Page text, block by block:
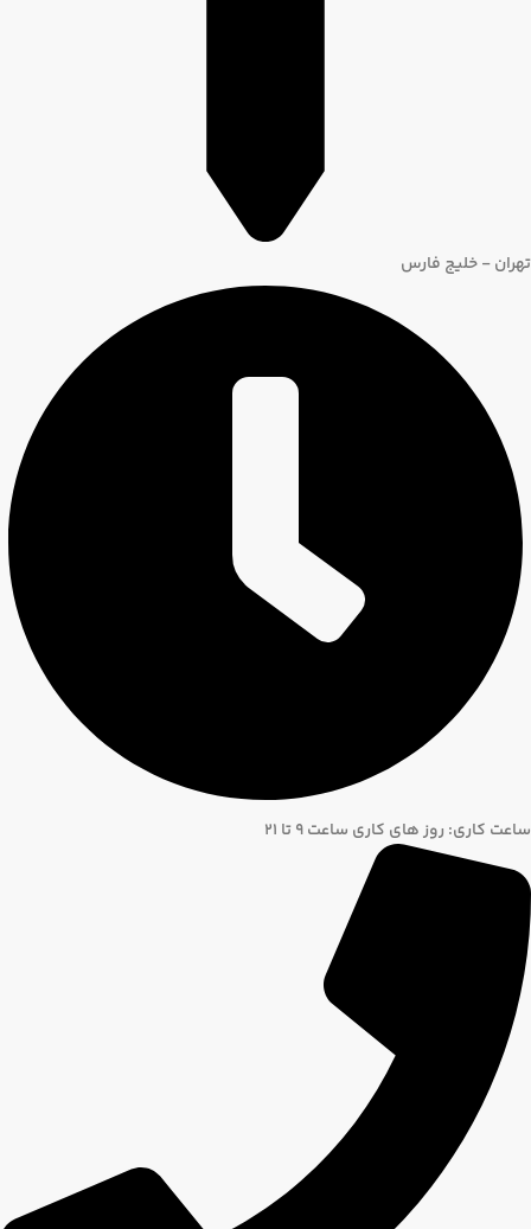
تهران - خلیج فارس
ساعت کاری: روز های کاری ساعت ۹ تا ۲۱